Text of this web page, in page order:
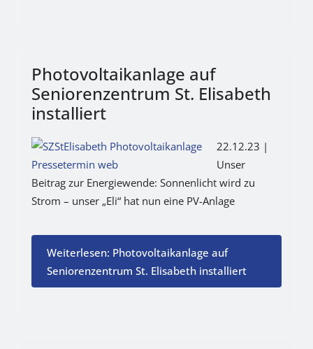
Photovoltaikanlage auf
Seniorenzentrum St. Elisabeth
installiert
22.12.23 |
Unser
Beitrag zur Energiewende: Sonnenlicht wird zu
Strom – unser „Eli“ hat nun eine PV-Anlage
Weiterlesen: Photovoltaikanlage auf
Seniorenzentrum St. Elisabeth installiert